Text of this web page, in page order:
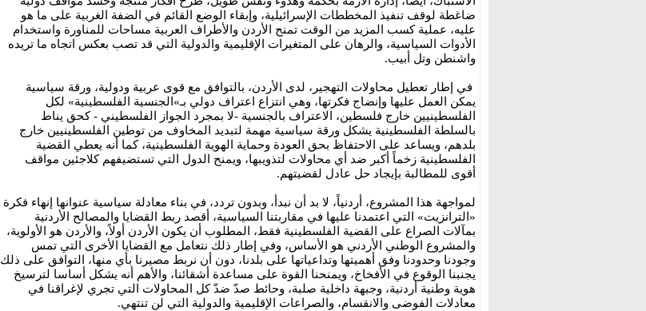
ضاغطة لوقف تنفيذ المخططات الإسرائيلية، وإبقاء الوضع القائم في الضفة الغربية على ما هو
عليه، عملية كسب المزيد من الوقت تمنح الأردن والأطراف العربية مساحات للمناورة واستخدام
الأدوات السياسية، والرهان على المتغيرات الإقليمية والدولية التي قد تصب بعكس اتجاه ما تريده
واشنطن وتل أبيب.
‏في إطار تعطيل محاولات التهجير، لدى الأردن، بالتوافق مع قوى عربية ودولية، ورقة سياسية
يمكن العمل عليها وإنضاج فكرتها، وهي انتزاع اعتراف دولي بـ»الجنسية الفلسطينية» لكل
الفلسطينيين خارج فلسطين، الاعتراف بالجنسية -لا بمجرد الجواز الفلسطيني - كحق يناط
بالسلطة الفلسطينية يشكل ورقة سياسية مهمة لتبديد المخاوف من توطين الفلسطينيين خارج
بلدهم، ويساعد على الاحتفاظ بحق العودة وحماية الهوية الفلسطينية، كما أنه يعطي القضية
الفلسطينية زخماً أكبر ضد أي محاولات لتذويبها، ويمنح الدول التي تستضيفهم كلاجئين مواقف
أقوى للمطالبة بإيجاد حل عادل لقضيتهم.
‏لمواجهة هذا المشروع، أردنياً، لا بد أن نبدأ، وبدون تردد، في بناء معادلة سياسية عنوانها إنهاء فكرة
«الترانزيت» التي اعتمدنا عليها في مقاربتنا السياسية، أقصد ربط القضايا والمصالح الأردنية
بمآلات الصراع على القضية الفلسطينية فقط، المطلوب أن يكون الأردن أولاً، والأردن هو الأولوية،
والمشروع الوطني الأردني هو الأساس، وفي إطار ذلك نتعامل مع القضايا الأخرى التي تمس
وجودنا وحدودنا وفق أهميتها وتداعياتها على بلدنا، دون أن نربط مصيرنا بأي منها، التوافق على ذلك
يجنبنا الوقوع في الأفخاخ، ويمنحنا القوة على مساعدة أشقائنا، والأهم أنه يشكل أساسا لترسيخ
هوية وطنية أردنية، وجبهة داخلية صلبة، وحائط صدّ ضدّ كل المحاولات التي تجري لإغراقنا في
معادلات الفوضى والانقسام، والصراعات الإقليمية والدولية التي لن تنتهي.